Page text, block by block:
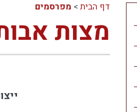
דף הבית> מפרסמים
מצות